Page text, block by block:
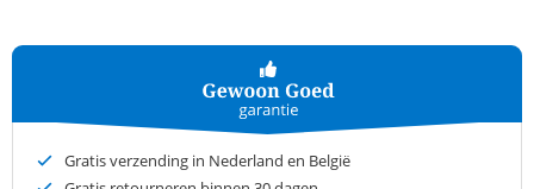
Gratis verzending in Nederland en België